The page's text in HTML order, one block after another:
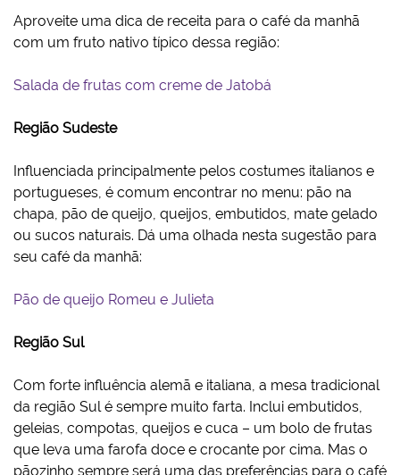
Aproveite uma dica de receita para o café da manhã
com um fruto nativo típico dessa região:
Salada de frutas com creme de Jatobá
Região Sudeste
Influenciada principalmente pelos costumes italianos e
portugueses, é comum encontrar no menu: pão na
chapa, pão de queijo, queijos, embutidos, mate gelado
ou sucos naturais. Dá uma olhada nesta sugestão para
seu café da manhã:
Pão de queijo Romeu e Julieta
Região Sul
Com forte influência alemã e italiana, a mesa tradicional
da região Sul é sempre muito farta. Inclui embutidos,
geleias, compotas, queijos e cuca – um bolo de frutas
que leva uma farofa doce e crocante por cima. Mas o
pãozinho sempre será uma das preferências para o café